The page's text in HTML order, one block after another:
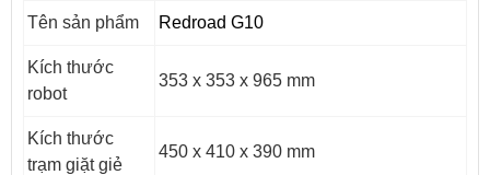
Tên sản phẩm Redroad G10
Kích thước
robot
353 x 353 x 965 mm
Kích thước
trạm giặt giẻ
450 x 410 x 390 mm